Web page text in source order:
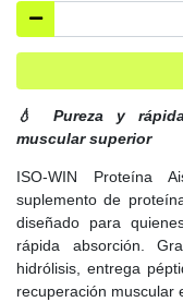
💧 Pureza y
muscular superior
ISO-WIN Proteína
suplemento de
diseñado para
rápida absorción.
hidrólisis, entrega
recuperación muscular